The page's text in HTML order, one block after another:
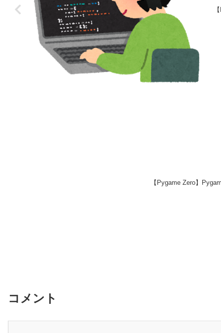
【Pygame Zero】
コメント